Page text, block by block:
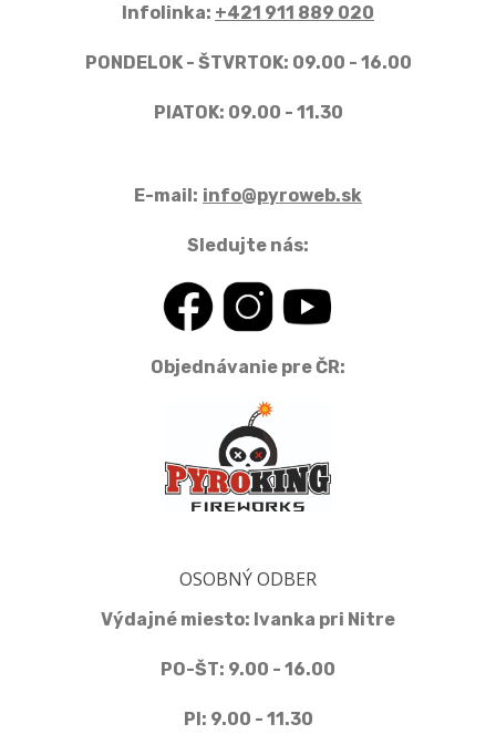
Infolinka: +421 911 889 020
PONDELOK - ŠTVRTOK: 09.00 - 16.00
PIATOK: 09.00 - 11.30
E-mail: info@pyroweb.sk
Sledujte nás:
Objednávanie pre ČR:
OSOBNÝ ODBER
Výdajné miesto: Ivanka pri Nitre
PO-ŠT: 9.00 - 16.00
PI: 9.00 - 11.30